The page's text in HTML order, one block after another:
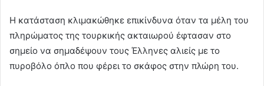
Η κατάσταση κλιμακώθηκε επικίνδυνα όταν τα μέλη του
πληρώματος της τουρκικής ακταιωρού έφτασαν στο
σημείο να σημαδέψουν τους Έλληνες αλιείς με το
πυροβόλο όπλο που φέρει το σκάφος στην πλώρη του.